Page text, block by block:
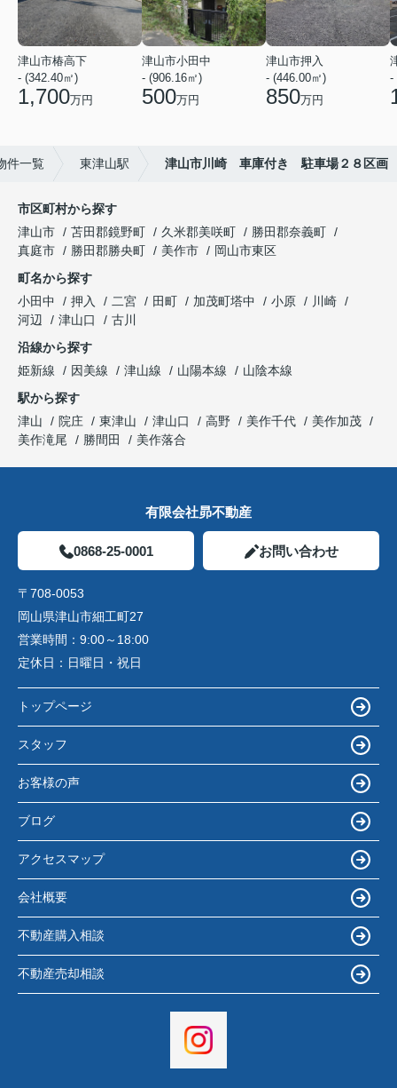
津山市椿高下
- (342.40㎡)
1,700万円
津山市小田中
- (906.16㎡)
500万円
津山市押入
- (446.00㎡)
850万円
-
件一覧 東津山駅 津山市川崎 車庫付き 駐車場２８区画
市区町村から探す
津山市
苫田郡鏡野町 久米郡美咲町
勝田郡奈義町
真庭市
勝田郡勝央町 美作市
岡山市東区
町名から探す
小田中
押入 二宮 田町 加茂町塔中 小原
川崎
河辺
津山口
古川
沿線から探す
姫新線
因美線 津山線 山陽本線
山陰本線
駅から探す
津山
院庄 東津山 津山口 高野 美作千代
美作加茂
美作滝尾
勝間田 美作落合
有限会社昴不動産
0868-25-0001 お問い合わせ
〒708-0053
岡山県津山市細工町27
営業時間： 9:00～18:00
定休日： 日曜日・祝日
トップページ
スタッフ
お客様の声
ブログ
アクセスマップ
会社概要
不動産購入相談
不動産売却相談